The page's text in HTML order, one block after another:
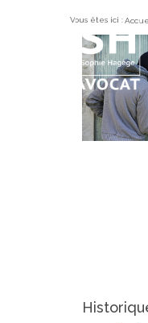
Vous êtes ici :